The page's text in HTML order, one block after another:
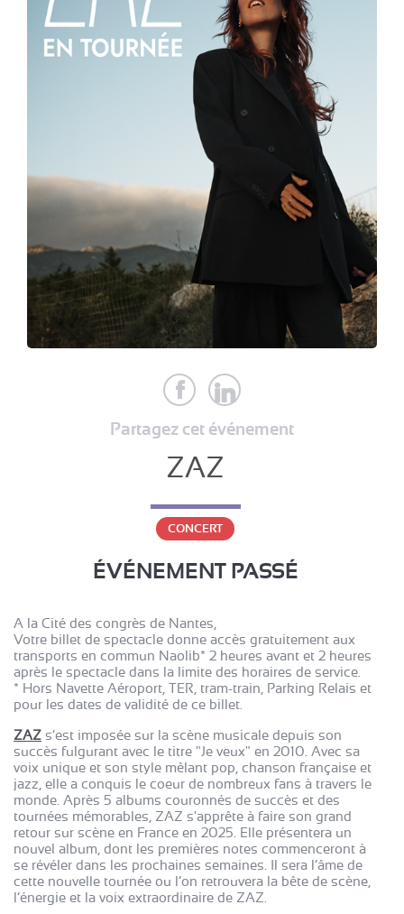
Partagez cet événement
ZAZ
CONCERT
ÉVÉNEMENT PASSÉ
A la Cité des congrès de Nantes,
Votre billet de spectacle donne accès gratuitement aux
transports en commun Naolib* 2 heures avant et 2 heures
après le spectacle dans la limite des horaires de service.
* Hors Navette Aéroport, TER, tram-train, Parking Relais et
pour les dates de validité de ce billet.
ZAZ s’est imposée sur la scène musicale depuis son
succès fulgurant avec le titre "Je veux" en 2010. Avec sa
voix unique et son style mêlant pop, chanson française et
jazz, elle a conquis le coeur de nombreux fans à travers le
monde. Après 5 albums couronnés de succès et des
tournées mémorables, ZAZ s'apprête à faire son grand
retour sur scène en France en 2025. Elle présentera un
nouvel album, dont les premières notes commenceront à
se révéler dans les prochaines semaines. Il sera l’âme de
cette nouvelle tournée ou l’on retrouvera la bête de scène,
l’énergie et la voix extraordinaire de ZAZ.